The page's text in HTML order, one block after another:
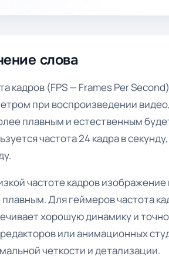
слова
кадров (FPS — Frames Per
при воспроизведении
плавным и естественным
частота 24 кадра в
частоте кадров
Для геймеров частота
хорошую динамику и
или анимационных
четкости и детализации.